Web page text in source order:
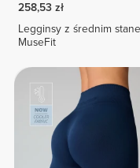
258,53 zł
Legginsy z średnim
MuseFit